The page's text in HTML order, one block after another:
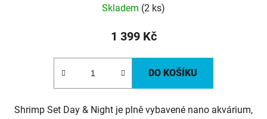
Skladem (2 ks)
1 399 Kč
DO KOŠÍKU
Shrimp Set Day & Night je plně vybavené nano akvárium,